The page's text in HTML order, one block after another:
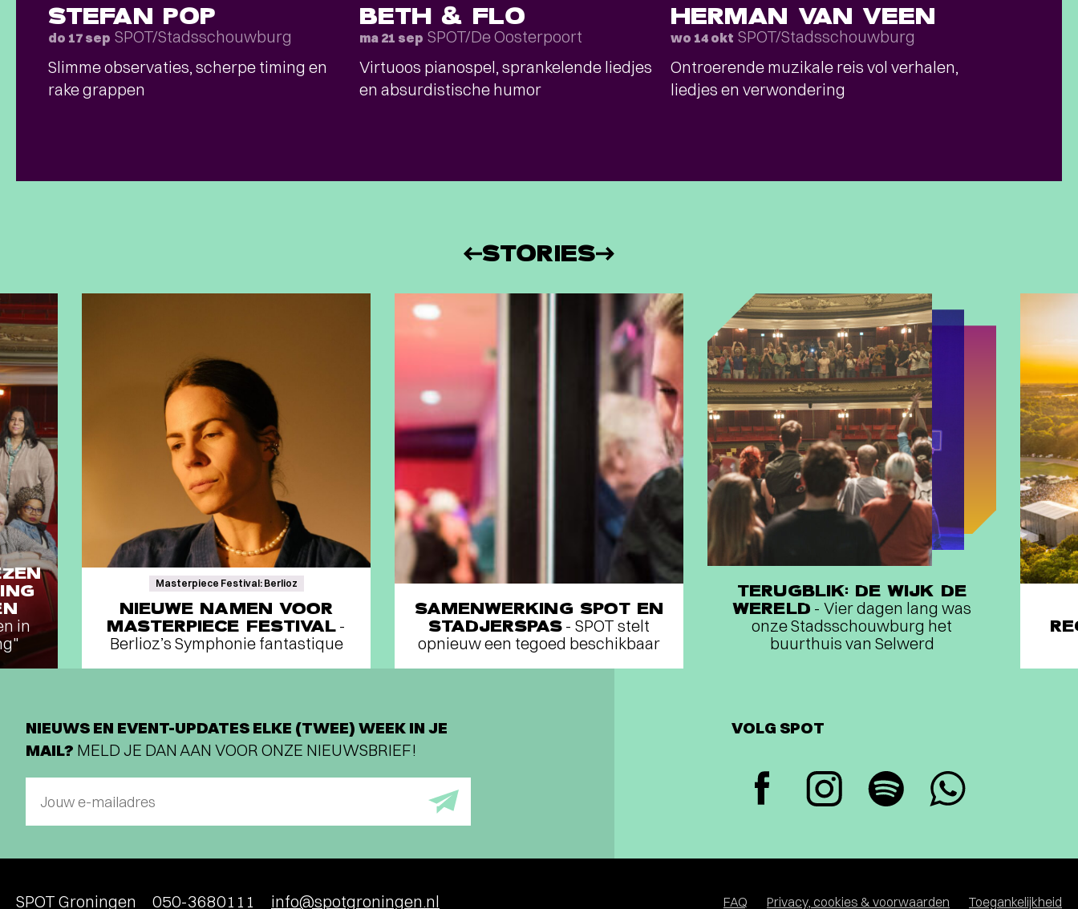
STEFAN POP
do 17 sep SPOT/Stadsschouwburg
Slimme observaties, scherpe timing en
rake grappen
BETH & FLO
ma 21 sep SPOT/De Oosterpoort
Virtuoos pianospel, sprankelende liedjes
en absurdistische humor
HERMAN VAN VEEN
wo 14 okt SPOT/Stadsschouwburg
Ontroerende muzikale reis vol verhalen,
liedjes en verwondering
STORIES
in
Masterpiece Festival: Berlioz
NIEUWE NAMEN VOOR
MASTERPIECE FESTIVAL -
Berlioz’s Symphonie fantastique
SAMENWERKING SPOT EN
STADJERSPAS - SPOT stelt
opnieuw een tegoed beschikbaar
TERUGBLIK: DE WIJK DE
WERELD - Vier dagen lang was
onze Stadsschouwburg het
buurthuis van Selwerd
NIEUWS EN EVENT-UPDATES ELKE (TWEE) WEEK IN JE
MAIL? MELD JE DAN AAN VOOR ONZE NIEUWSBRIEF!
Jouw e-mailadres
VOLG SPOT
SPOT Groningen 050-3680111 info@spotgroningen.nl FAQ Privacy, cookies & voorwaarden Toegankelijkheid